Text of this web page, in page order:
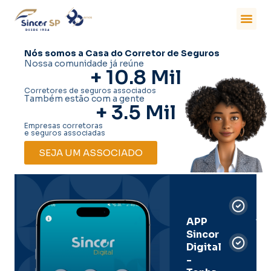
Nós somos a Casa do Corretor de Seguros
Nossa comunidade já reúne
+ 10.8 Mil
Corretores de seguros associados
Também estão com a gente
+ 3.5 Mil
Empresas corretoras
e seguros associadas
SEJA UM ASSOCIADO
APP
Sincor
Digital
-